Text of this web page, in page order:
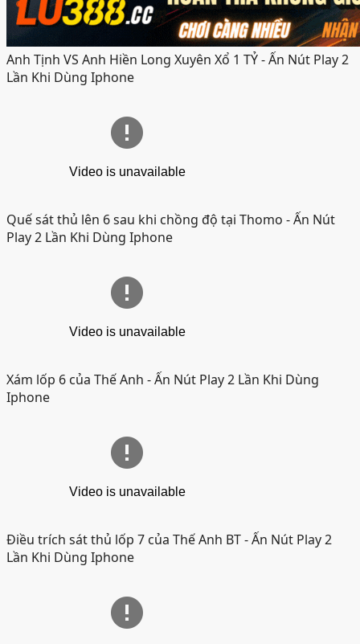
Anh Tịnh VS Anh Hiền Long Xuyên Xổ 1 TỶ- Ấn Nút Play 2
Lần Khi Dùng Iphone
Quế sát thủ lên 6 sau khi chồng độ tại Thomo - Ấn Nút
Play 2 Lần Khi Dùng Iphone
Xám lốp 6 của Thế Anh - Ấn Nút Play 2 Lần Khi Dùng
Iphone
Điều trích sát thủ lốp 7 của Thế Anh BT- Ấn Nút Play 2
Lần Khi Dùng Iphone